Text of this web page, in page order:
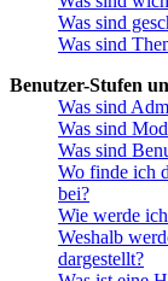
Was sind
Was sind
Benutzer-Stufen
Was sind
Was sind
Was sind
Wo finde ich
bei?
Wie werde
Weshalb
dargestellt?